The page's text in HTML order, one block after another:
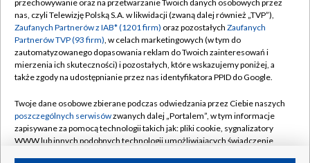
Abonament TVP
Emisja w TVP
Centrum informacji TVP
Naziemna Telewizja Cyfrowa
Rada Programowa
System NOS
Informacje o nadawcy
Regulamin TVP
Polityka prywatności
Moje zgody
Pomoc
Kontakt
przechowywanie oraz na przetwarzanie Twoich danych osobowych przez
nas, czyli Telewizję Polską S.A. w likwidacji (zwaną dalej również „TVP”),
Zaufanych Partnerów z IAB* (1201 firm) oraz pozostałych Zaufanych
Partnerów TVP (93 firm), w celach marketingowych (w tym do
zautomatyzowanego dopasowania reklam do Twoich zainteresowań i
mierzenia ich skuteczności) i pozostałych, które wskazujemy poniżej, a
także zgody na udostępnianie przez nas identyfikatora PPID do Google.
Twoje dane osobowe zbierane podczas odwiedzania przez Ciebie naszych
poszczególnych serwisówzwanych dalej „Portalem”, w tym informacje
zapisywane za pomocą technologii takich jak: pliki cookie, sygnalizatory
WWW lub innych podobnych technologii umożliwiających świadczenie